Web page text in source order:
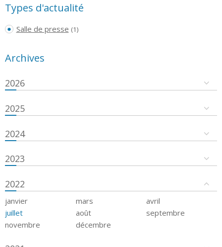
Types d'actualité
Salle de presse (1)
Archives
2026
2025
2024
2023
2022
janvier mars
avril
juillet
août
septembre
novembre
décembre